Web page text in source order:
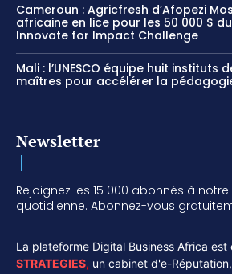
Cameroun : Agricfresh d’Afopezi
africaine en lice pour les 50 000 $
Innovate for Impact Challenge
Mali : l’UNESCO équipe huit instituts
maîtres pour accélérer la
Newsletter
Rejoignez les 15 000 abonnés à
quotidienne. Abonnez-vous
La plateforme Digital Business Africa est
STRATEGIES, un cabinet d'e-